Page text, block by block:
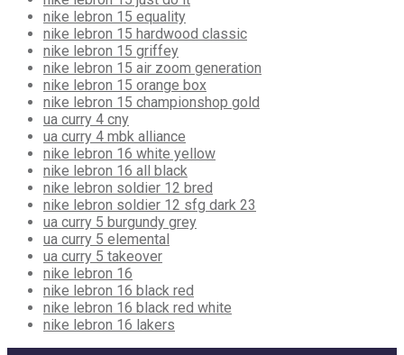
nike lebron 15 equality
nike lebron 15 hardwood classic
nike lebron 15 griffey
nike lebron 15 air zoom generation
nike lebron 15 orange box
nike lebron 15 championshop gold
ua curry 4 cny
ua curry 4 mbk alliance
nike lebron 16 white yellow
nike lebron 16 all black
nike lebron soldier 12 bred
nike lebron soldier 12 sfg dark 23
ua curry 5 burgundy grey
ua curry 5 elemental
ua curry 5 takeover
nike lebron 16
nike lebron 16 black red
nike lebron 16 black red white
nike lebron 16 lakers